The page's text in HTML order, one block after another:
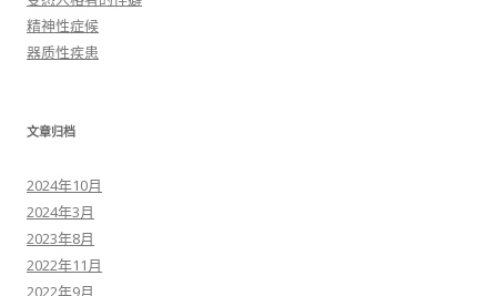
精神性症候
器质性疾患
文章归档
2024年10月
2024年3月
2023年8月
2022年11月
2022年9月